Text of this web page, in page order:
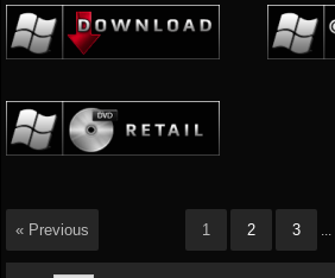
« Previous 1 2 3 ...